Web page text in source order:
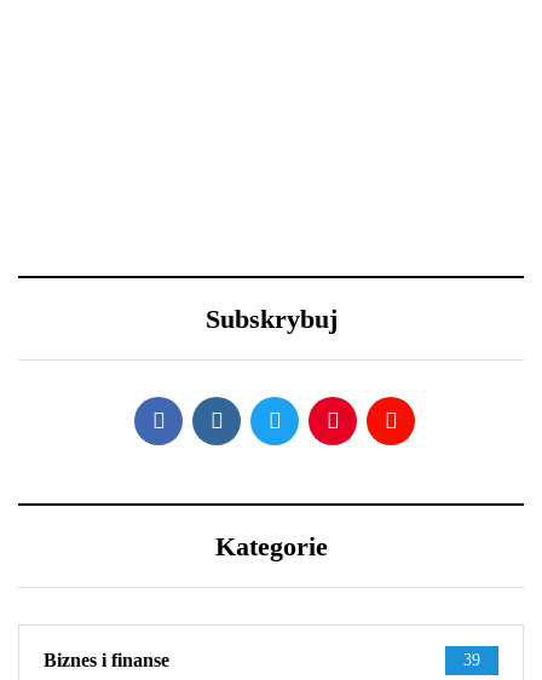
Package - co sprawia, że
Tobą? 5 wskazówek, aby
przetrwać ją w dobrej
kondycji
Subskrybuj
Kategorie
Biznes i finanse 39